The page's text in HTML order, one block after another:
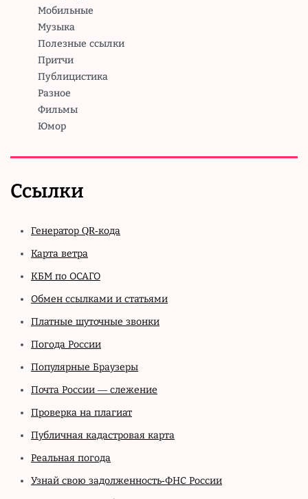
Мобильные
Музыка
Полезные ссылки
Притчи
Публицистика
Разное
Фильмы
Юмор
Ссылки
Генератор QR-кода
Карта ветра
КБМ по ОСАГО
Обмен ссылками и статьями
Платные шуточные звонки
Погода России
Популярные Браузеры
Почта России — слежение
Проверка на плагиат
Публичная кадастровая карта
Реальная погода
Узнай свою задолженность-ФНС России